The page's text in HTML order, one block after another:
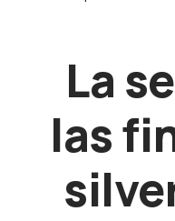
La
las